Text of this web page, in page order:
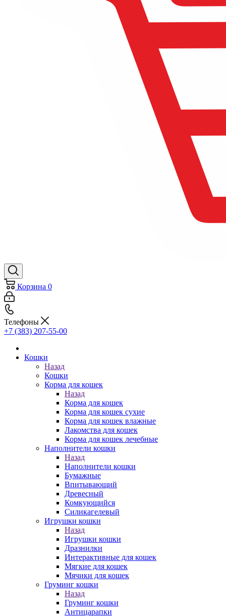
Корзина 0
Телефоны
+7 (383) 207-55-00
Кошки
Назад
Кошки
Корма для кошек
Назад
Корма для кошек
Корма для кошек сухие
Корма для кошек влажные
Лакомства для кошек
Корма для кошек лечебные
Наполнители кошки
Назад
Наполнители кошки
Бумажные
Впитывающий
Древесный
Комкующийся
Силикагелевый
Игрушки кошки
Назад
Игрушки кошки
Дразнилки
Интерактивные для кошек
Мягкие для кошек
Мячики для кошек
Груминг кошки
Назад
Груминг кошки
Антицарапки